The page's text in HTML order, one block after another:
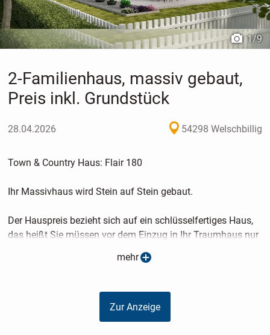
1/9
2-Familienhaus, massiv gebaut,
Preis inkl. Grundstück
28.04.2026 54298 Welschbillig
Town & Country Haus: Flair 180
Ihr Massivhaus wird Stein auf Stein gebaut.
Der Hauspreis bezieht sich auf ein schlüsselfertiges Haus,
das heißt Sie müssen vor dem Einzug in Ihr Traumhaus nur
noch den Fußboden verlegen, tapezieren oder ein Dekorputz
Im Hauspreis u.a. enthalten:
mehr
Zur Anzeige